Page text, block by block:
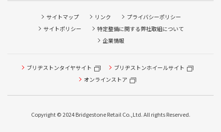
サイトマップ リンク
プライバシーポリシー
サイトポリシー
特定整備に関する弊社取組について
企業情報
ブリヂストンタイヤサイト
ブリヂストンホイールサイト
オンラインストア
Copyright © 2024 Bridgestone Retail Co.,Ltd. All rights Reserved.
タイヤ点検・安全点検/タイヤ履き替え/オイル交換/その他